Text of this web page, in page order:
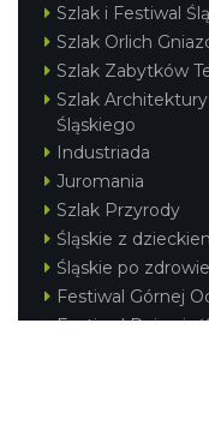
Szlak i Festiwal
Szlak Orlich
Szlak Zabytków
Szlak
Śląskiego
Industriada
Juromania
Szlak Przyrody
Śląskie z
Śląskie po zdrowie
Festiwal Górnej
Festiwal